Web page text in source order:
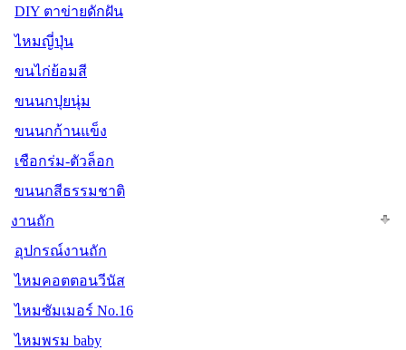
DIY ตาข่ายดักฝัน
ไหมญี่ปุ่น
ขนไก่ย้อมสี
ขนนกปุยนุ่ม
ขนนกก้านแข็ง
เชือกร่ม-ตัวล็อก
ขนนกสีธรรมชาติ
งานถัก
อุปกรณ์งานถัก
ไหมคอตตอนวีนัส
ไหมซัมเมอร์ No.16
ไหมพรม baby